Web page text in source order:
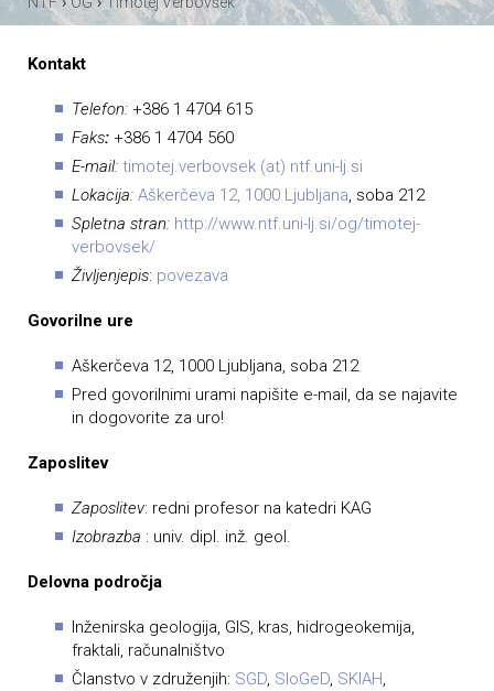
Kontakt
Telefon: +386 1 4704 615
Faks: +386 1 4704 560
E-mail: timotej.verbovsek (at) ntf.uni-lj.si
Lokacija: Aškerčeva 12, 1000 Ljubljana, soba 212
Spletna stran: http://www.ntf.uni-lj.si/og/timotej-
verbovsek/
Življenjepis: povezava
Govorilne ure
Aškerčeva 12, 1000 Ljubljana, soba 212
Pred govorilnimi urami napišite e-mail, da se najavite
in dogovorite za uro!
Zaposlitev
Zaposlitev: redni profesor na katedri KAG
Izobrazba : univ. dipl. inž. geol.
Delovna področja
Inženirska geologija, GIS, kras, hidrogeokemija,
fraktali, računalništvo
Članstvo v združenjih: SGD, SloGeD, SKIAH,